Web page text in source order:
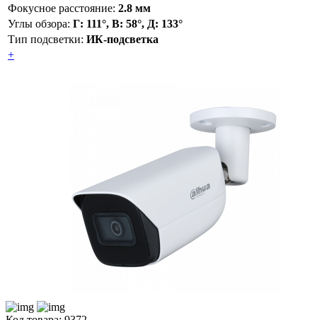
Фокусное расстояние: 2.8 мм
Углы обзора: Г: 111°, В: 58°, Д: 133°
Тип подсветки: ИК-подсветка
+